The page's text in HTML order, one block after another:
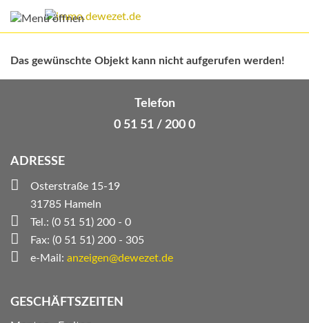
Das gewünschte Objekt kann nicht aufgerufen werden!
Telefon
0 51 51 / 200 0
ADRESSE
Osterstraße 15-19
31785 Hameln
Tel.: (0 51 51) 200 - 0
Fax: (0 51 51) 200 - 305
e-Mail: anzeigen@dewezet.de
GESCHÄFTSZEITEN